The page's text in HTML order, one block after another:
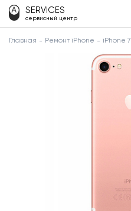
SERVICES
сервисный центр
Главная Ремонт iPhone iPhone 7